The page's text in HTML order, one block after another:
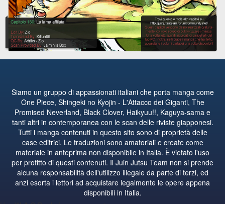
Siamo un gruppo di appassionati italiani che porta manga come
One Piece, Shingeki no Kyojin - L'Attacco dei Giganti, The
Promised Neverland, Black Clover, Haikyuu!!, Kaguya-sama e
tanti altri in contemporanea con le scan delle riviste giapponesi.
Tutti i manga contenuti in questo sito sono di proprietà delle
case editrici. Le traduzioni sono amatoriali e create come
materiale in anteprima non disponibile in Italia. È vietato l'uso
per profitto di questi contenuti. Il Juin Jutsu Team non si prende
alcuna responsabilità dell'utilizzo illegale da parte di terzi, ed
anzi esorta i lettori ad acquistare legalmente le opere appena
disponibili in Italia.